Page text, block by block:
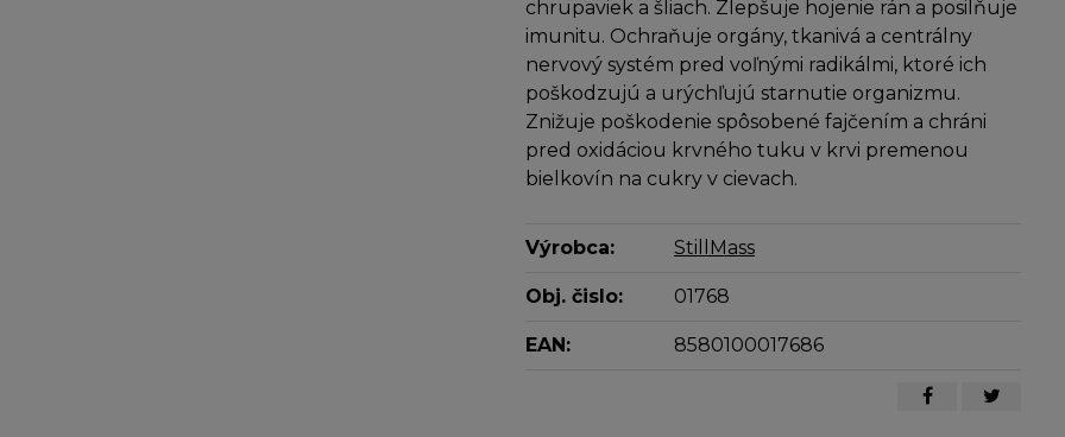
chrupaviek a šliach. Zlepšuje hojenie rán a posilňuje
imunitu. Ochraňuje orgány, tkanivá a centrálny
nervový systém pred voľnými radikálmi, ktoré ich
poškodzujú a urýchľujú starnutie organizmu.
Znižuje poškodenie spôsobené fajčením a chráni
pred oxidáciou krvného tuku v krvi premenou
bielkovín na cukry v cievach.
Výrobca: StillMass
Obj. čislo: 01768
EAN: 8580100017686